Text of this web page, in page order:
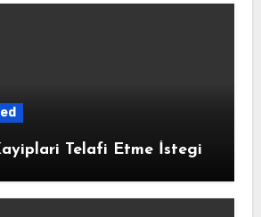
Telafi Etme İstegi